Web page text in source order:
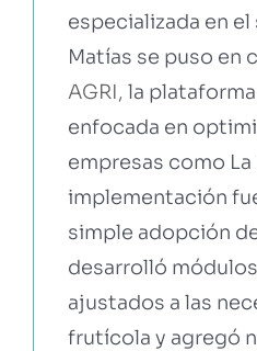
especializada en
Matías se puso en
AGRI, la
enfocada en
empresas como La
implementación
simple adopción
desarrolló
ajustados a las
frutícola y agregó